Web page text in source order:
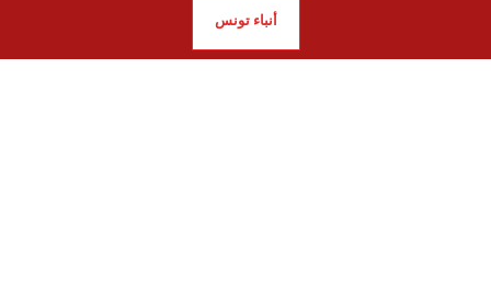
أنباء تونس